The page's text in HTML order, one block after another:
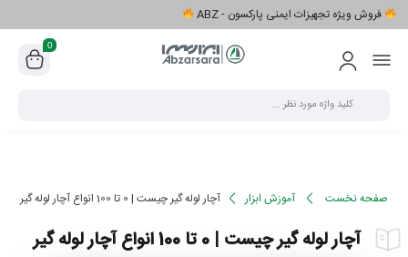
فروش ویژه تجهیزات ایمنی پارکسون - ABZ
0
صفحه نخست آموزش ابزار آچار لوله گیر چیست | 0 تا 100 انواع آچار لوله گیر
آچار لوله گیر چیست | 0 تا 100 انواع آچار لوله گیر